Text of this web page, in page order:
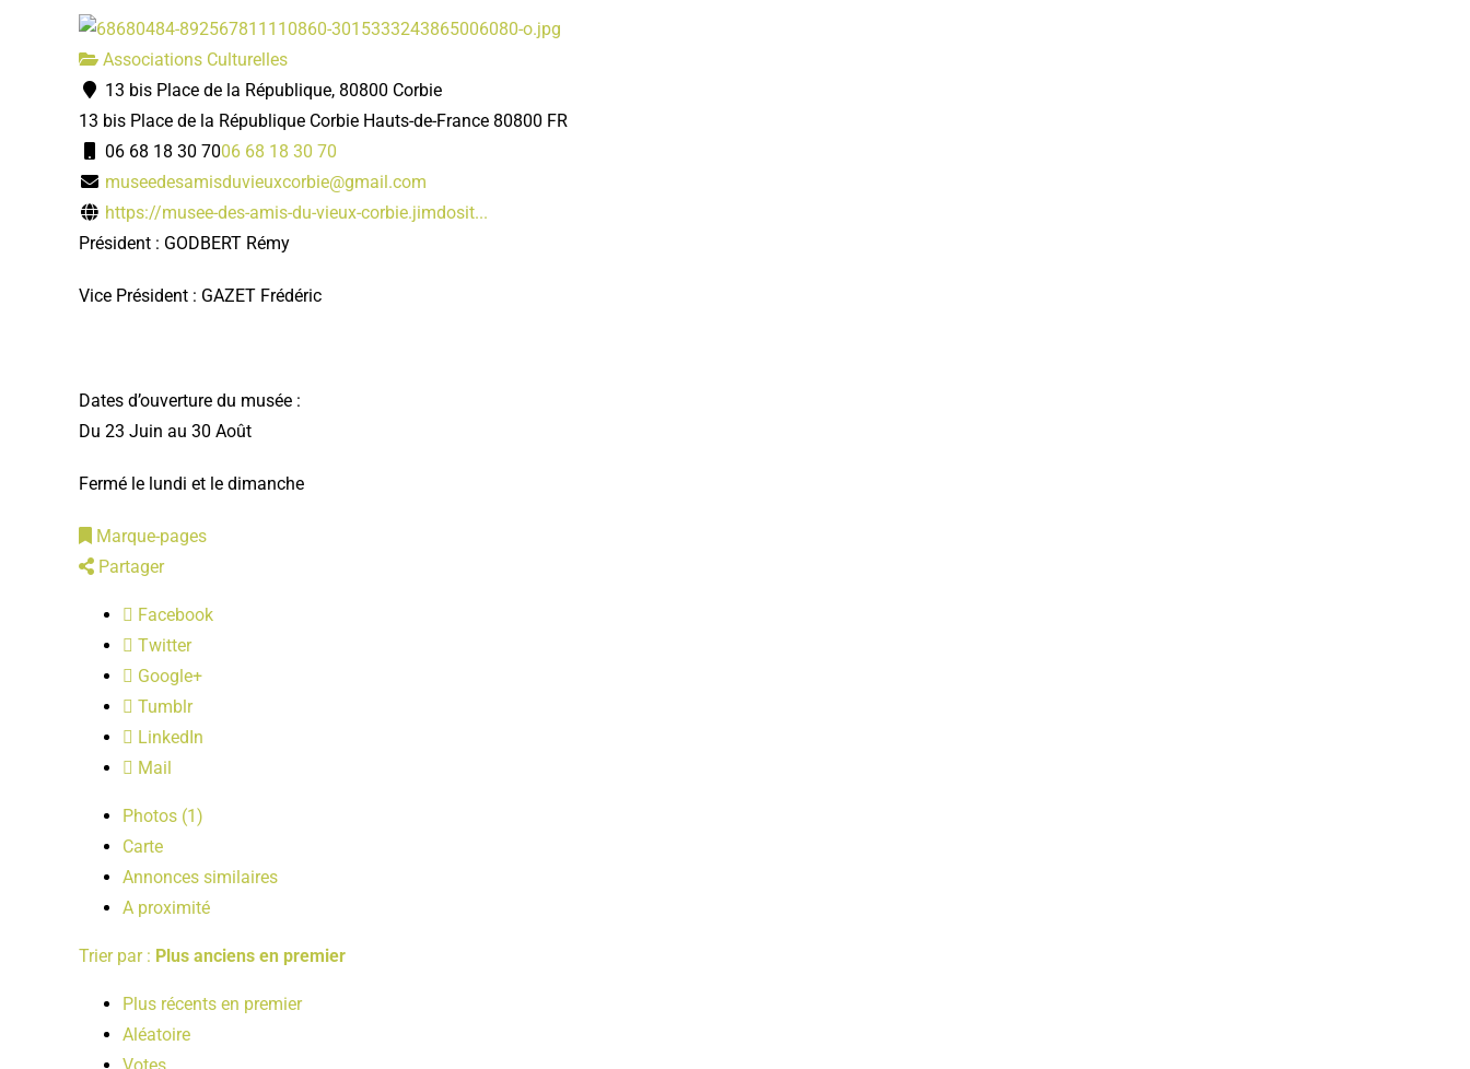
Associations Culturelles
13 bis Place de la République, 80800 Corbie
13 bis Place de la République Corbie Hauts-de-France 80800 FR
06 68 18 30 7006 68 18 30 70
museedesamisduvieuxcorbie@gmail.com
https://musee-des-amis-du-vieux-corbie.jimdosit...
Président : GODBERT Rémy
Vice Président : GAZET Frédéric
Dates d’ouverture du musée :
Du 23 Juin au 30 Août
Fermé le lundi et le dimanche
Marque-pages
Partager
Facebook
Twitter
Google+
Tumblr
LinkedIn
Mail
Photos (1)
Carte
Annonces similaires
A proximité
Trier par : Plus anciens en premier
Plus récents en premier
Aléatoire
Votes